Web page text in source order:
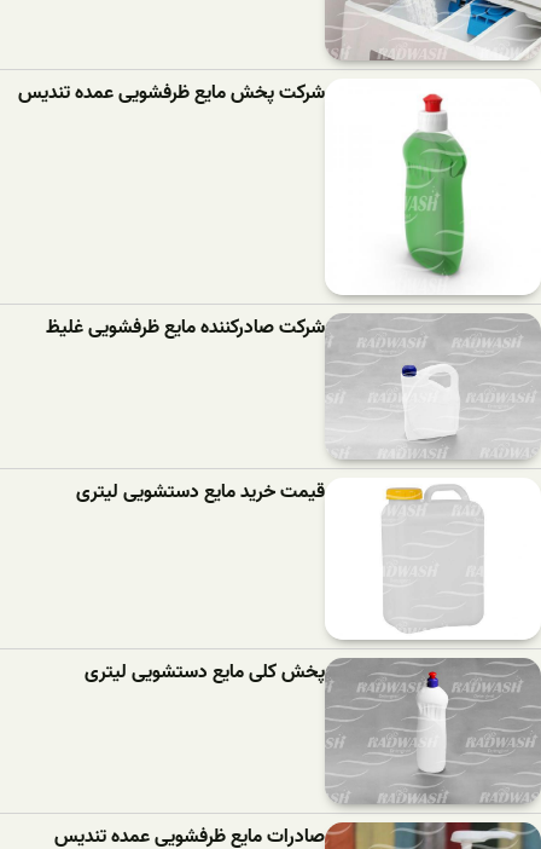
شرکت پخش مایع ظرفشویی عمده تندیس
شرکت صادرکننده مایع ظرفشویی غلیظ
قیمت خرید مایع دستشویی لیتری
پخش کلی مایع دستشویی لیتری
صادرات مایع ظرفشویی عمده تندیس